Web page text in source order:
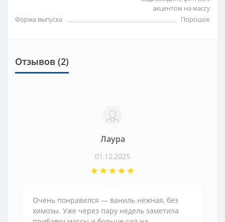
акцентом на массу
Форма выпуска
Порошок
Отзывов (2)
Лаура
01.12.2025
Очень понравился — ваниль нежная, без
химозы. Уже через пару недель заметила